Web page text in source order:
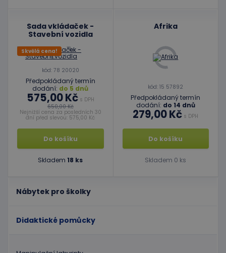
Nábytek pro školky
Didaktické pomůcky
Sada vkládaček -
Stavební vozidla
Skvělá cena!
kód: 78 20020
Předpokládaný termín
dodání: do 5 dnů
575,00 Kčs DPH
650,00 Kč
Nejnižší cena za posledních 30
dní před slevou: 575,00 Kč
Do košíku
Skladem 18 ks
Afrika
kód: 15 57892
Předpokládaný termín
dodání: do 14 dnů
279,00 Kč s DPH
Do košíku
Skladem 0 ks